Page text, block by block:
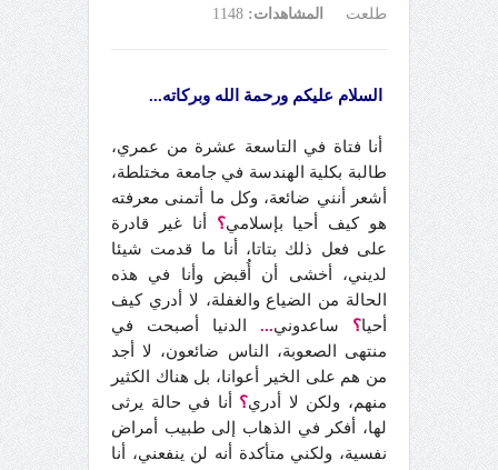
طلعت
المشاهدات: 1148
السلام عليكم ورحمة الله وبركاته...
أنا فتاة في التاسعة عشرة من عمري،
طالبة بكلية الهندسة في جامعة مختلطة،
أشعر أنني ضائعة، وكل ما أتمنى معرفته
هو كيف أحيا بإسلامي؟ أنا غير قادرة
على فعل ذلك بتاتا، أنا ما قدمت شيئا
لديني، أخشى أن أُقبض وأنا في هذه
الحالة من الضياع والغفلة، لا أدري كيف
أحيا؟ ساعدوني... الدنيا أصبحت في
منتهى الصعوبة، الناس ضائعون، لا أجد
من هم على الخير أعوانا، بل هناك الكثير
منهم، ولكن لا أدري؟ أنا في حالة يرثى
لها، أفكر في الذهاب إلى طبيب أمراض
نفسية، ولكني متأكدة أنه لن ينفعني، أنا